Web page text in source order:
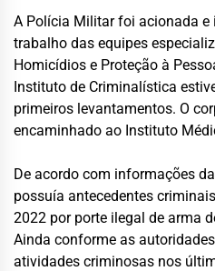
A Polícia Militar foi acionada e
trabalho das equipes
Homicídios e Proteção à
Instituto de Criminalística
primeiros levantamentos. O
encaminhado ao Instituto
De acordo com informações
possuía antecedentes
2022 por porte ilegal de arma
Ainda conforme as
atividades criminosas nos